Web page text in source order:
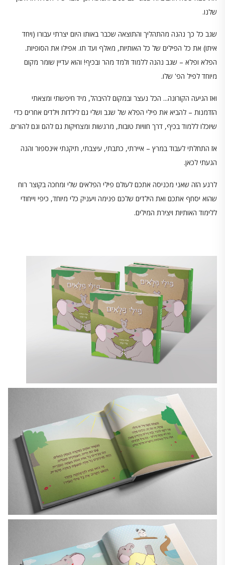
שלנו.
שגב כל כך נהנה מהתהליך והתוצאה שכבר באותו היום יצרתי עבורו (ויחד
איתו) את כל הפילים של כל האותיות, מאלף ועד תו. אפילו את הסופיות.
הפלא ופלא – שגב נהנה ללמוד ולמד מהר ובכיף! והוא עדיין שומר מקום
מיוחד לפיל הפ' שלו.
ואז הגיעה הקורונה... הכל נעצר ובמקום להיבהל, מיד חיפשתי ומצאתי
הזדמנות – להביא את פילי הפלא של שגב ושלי גם לילדות וילדים אחרים כדי
שיוכלו ללמוד בכיף, דרך חוויות טובות, מרגשות ומצחיקות גם להם וגם להורים.
אז התחלתי לעבוד במרץ – איירתי, כתבתי, עיצבתי, תיקנתי אינספור והנה
הגעתי לכאן.
לרגע הזה שאני מכניסה אתכם לעולם פילי הפלאים שלי ומחכה בקוצר רוח
שהוא יסחף אתכם ואת הילדים שלכם פנימה ויעניק כלי מיוחד, כיפי וייחודי
ללימוד האותיות ויצירת המילים.